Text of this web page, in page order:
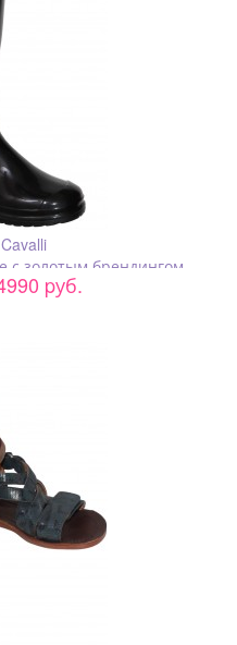
с золотым брендингом
pуб.